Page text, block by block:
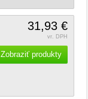
31,93 €
vr. DPH
Zobraziť produkty